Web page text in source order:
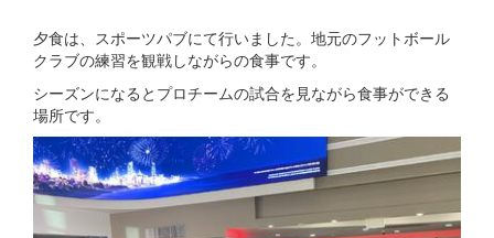
夕食は、スポーツパブにて行いました。地元のフットボール
クラブの練習を観戦しながらの食事です。
シーズンになるとプロチームの試合を見ながら食事ができる
場所です。